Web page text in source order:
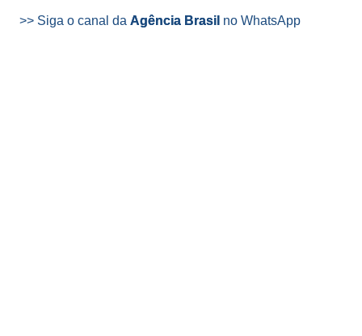
>> Siga o canal da Agência Brasil no WhatsApp